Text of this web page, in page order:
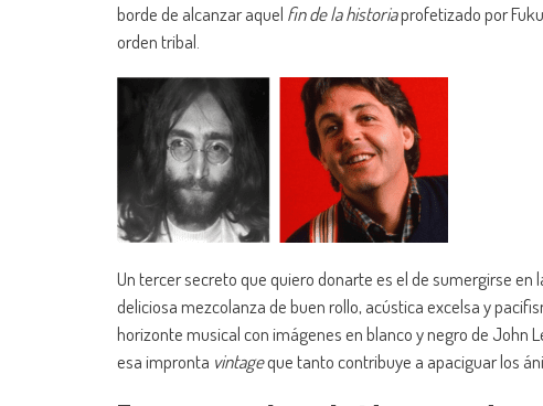
borde de alcanzar aquel fin de la historiaprofetizado por
orden tribal.
Un tercer secreto que quiero donarte es el de sumergirse en
deliciosa mezcolanza de buen rollo, acústica excelsa y
horizonte musical con imágenes en blanco y negro de John
esa impronta vintageque tanto contribuye a apaciguar los